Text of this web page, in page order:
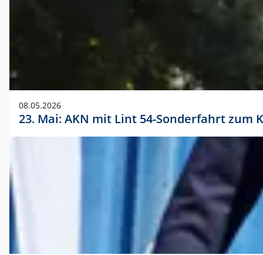
08.05.2026
23. Mai: AKN mit Lint 54-Sonderfahrt